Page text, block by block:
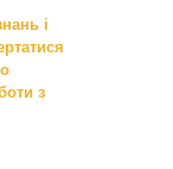
і
з